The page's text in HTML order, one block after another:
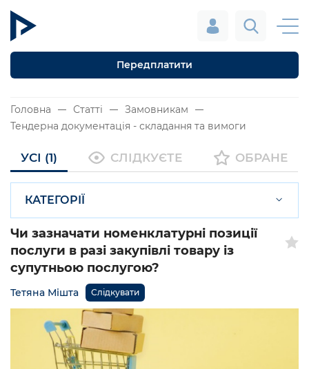
Передплатити
Головна Статті
Замовникам
Тендерна документація - складання та вимоги
УСІ (1) СЛІДКУЄТЕ ОБРАНЕ
КАТЕГОРІЇ
Чи зазначати номенклатурні позиції
послуги в разі закупівлі товару із
супутньою послугою?
Тетяна Мішта Слідкувати